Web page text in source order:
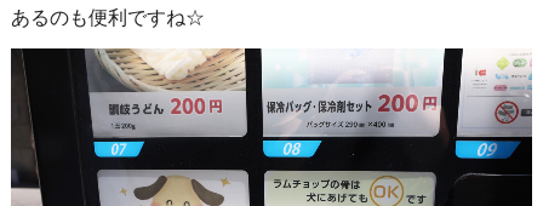
あるのも便利ですね☆